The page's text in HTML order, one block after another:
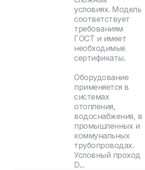
условиях. Модель
соответствует
требованиям
ГОСТ и имеет
необходимые
сертификаты.
Оборудование
применяется в
системах
отопления,
водоснабжения, в
промышленных и
коммунальных
трубопроводах.
Условный проход
D...